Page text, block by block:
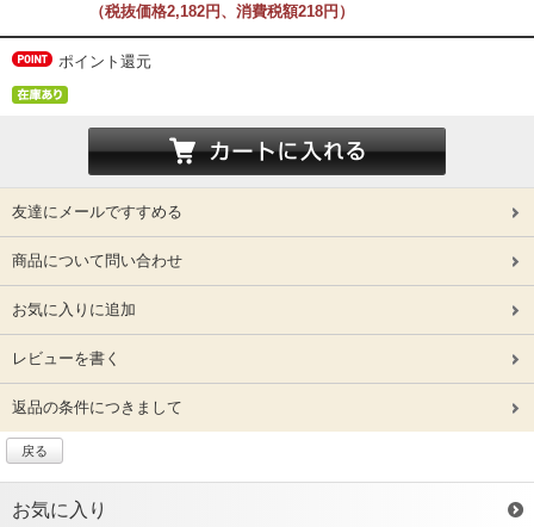
（税抜価格2,182円、消費税額218円）
ポイント還元
友達にメールですすめる
商品について問い合わせ
お気に入りに追加
レビューを書く
返品の条件につきまして
戻る
お気に入り